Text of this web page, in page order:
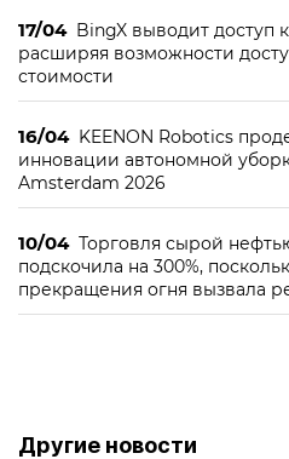
17/04 BingX выводит доступ
расширяя возможности
стоимости
16/04 KEENON Robotics
инновации автономной
Amsterdam 2026
10/04 Торговля сырой
подскочила на 300%,
прекращения огня вызвала
Другие новости